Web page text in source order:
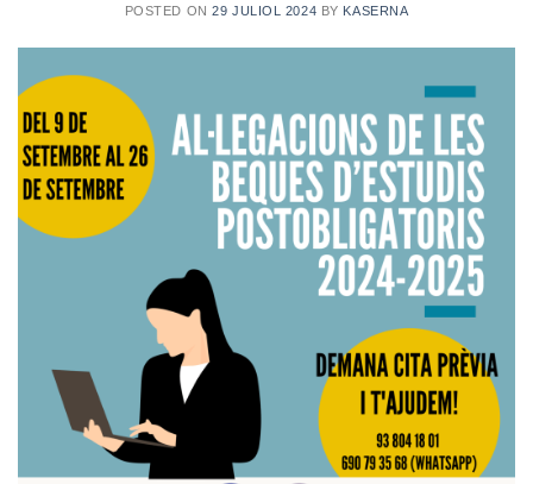
POSTED ON29 JULIOL 2024 BY KASERNA